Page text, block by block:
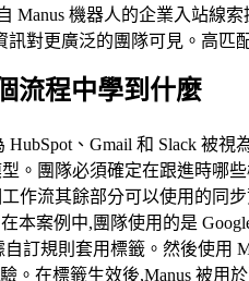
訊對更廣泛的團隊可見。高
流程中學到什麼
、Gmail 和 Slack 被
。團隊必須確定在跟進時哪
作流其餘部分可以使用的同
本案例中,團隊使用的是
訂規則套用標籤。然後使用
。在標籤生效後,Manus 被用